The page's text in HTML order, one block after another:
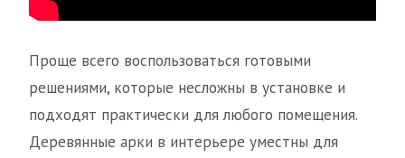
Проще всего воспользоваться готовыми
решениями, которые несложны в установке и
подходят практически для любого помещения.
Деревянные арки в интерьере уместны для